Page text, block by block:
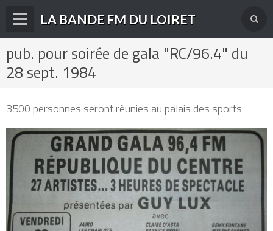
LA BANDE FM DU LOIRET
Accueil
fréquences FM
La radio en DAB+
archives
derniéres infos
Livre d'or du site
pub. pour soirée de gala "RC/96.4" du
28 sept. 1984
3500 personnes seront réunies au palais des sports